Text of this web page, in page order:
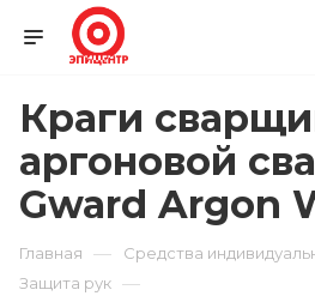
Краги
аргоновой
Gward Argon
Главная — Средства
Защита рук —